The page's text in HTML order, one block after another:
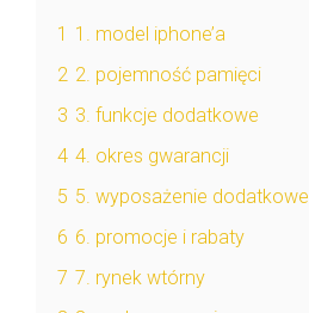
1 1. model iphone’a
2 2. pojemność pamięci
3 3. funkcje dodatkowe
4 4. okres gwarancji
5 5. wyposażenie dodatkowe
6 6. promocje i rabaty
7 7. rynek wtórny